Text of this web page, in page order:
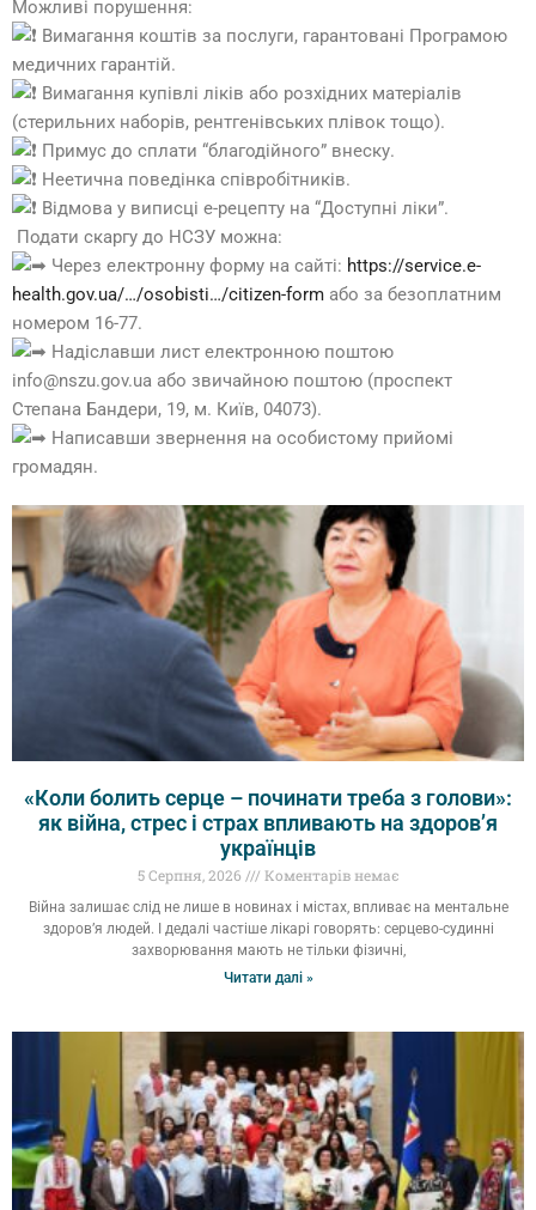
Можливі порушення:
Вимагання коштів за послуги, гарантовані Програмою
медичних гарантій.
Вимагання купівлі ліків або розхідних матеріалів
(стерильних наборів, рентгенівських плівок тощо).
Примус до сплати “благодійного” внеску.
Неетична поведінка співробітників.
Відмова у виписці е-рецепту на “Доступні ліки”.
Подати скаргу до НСЗУ можна:
Через електронну форму на сайті: https://service.e-
health.gov.ua/…/osobisti…/citizen-form або за безоплатним
номером 16-77.
Надіславши лист електронною поштою
info@nszu.gov.ua або звичайною поштою (проспект
Степана Бандери, 19, м. Київ, 04073).
Написавши звернення на особистому прийомі
громадян.
«Коли болить серце – починати треба з голови»:
як війна, стрес і страх впливають на здоров’я
українців
5 Серпня, 2026 Коментарів немає
Війна залишає слід не лише в новинах і містах, впливає на ментальне
здоров’я людей. І дедалі частіше лікарі говорять: серцево-судинні
захворювання мають не тільки фізичні,
Читати далі »